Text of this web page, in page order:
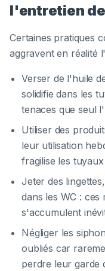
l'entretien
Certaines pratiques
aggravent en réalité
Verser de l'huile
solidifie dans les
tenaces que seul
Utiliser des
leur utilisation
fragilise les
Jeter des
dans les WC : ces
s'accumulent
Négliger les
oubliés car
perdre leur garde